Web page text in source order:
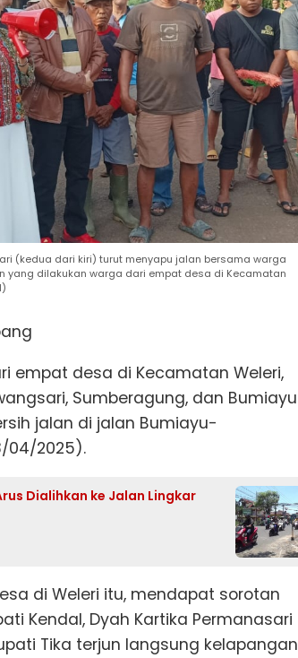
(kedua dari kiri) turut menyapu jalan bersama warga
yang dilakukan warga dari empat desa di Kecamatan
empat desa di Kecamatan Weleri,
Sumberagung, dan Bumiayu
jalan di jalan Bumiayu-
04/2025).
Dialihkan ke Jalan Lingkar
di Weleri itu, mendapat sorotan
Kendal, Dyah Kartika Permanasari
Tika terjun langsung kelapangan